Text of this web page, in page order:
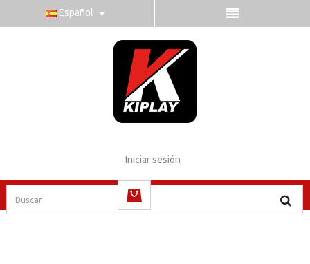
Español
Iniciar sesión